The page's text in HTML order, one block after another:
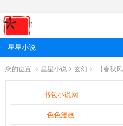
星星小说
您的位置 星星小说 玄幻 【春秋
书包小说网
色色漫画